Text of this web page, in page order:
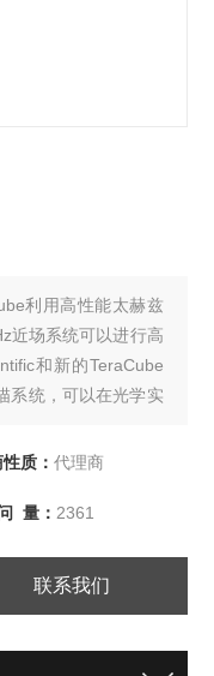
利用高性能太赫兹
近场系统可以进行高
和新的TeraCube
系统，可以在光学实
近场微探针
质： 代理商
量： 2361
联系我们